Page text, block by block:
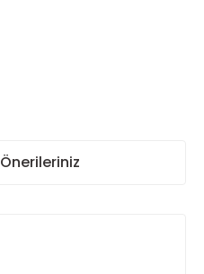
Önerileriniz